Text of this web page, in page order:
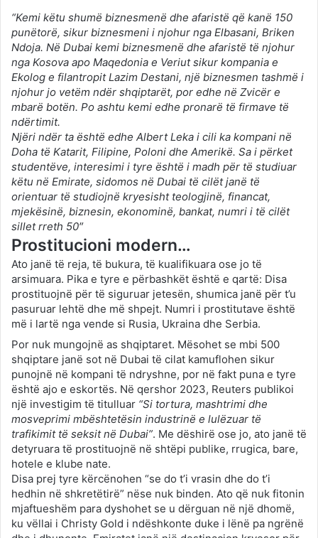
“Kemi këtu shumë biznesmenë dhe afaristë që kanë 150
punëtorë, sikur biznesmeni i njohur nga Elbasani, Briken
Ndoja. Në Dubai kemi biznesmenë dhe afaristë të njohur
nga Kosova apo Maqedonia e Veriut sikur kompania e
Ekolog e filantropit Lazim Destani, një biznesmen tashmë i
njohur jo vetëm ndër shqiptarët, por edhe në Zvicër e
mbarë botën. Po ashtu kemi edhe pronarë të firmave të
ndërtimit.
Njëri ndër ta është edhe Albert Leka i cili ka kompani në
Doha të Katarit, Filipine, Poloni dhe Amerikë. Sa i përket
studentëve, interesimi i tyre është i madh për të studiuar
këtu në Emirate, sidomos në Dubai të cilët janë të
orientuar të studiojnë kryesisht teologjinë, financat,
mjekësinë, biznesin, ekonominë, bankat, numri i të cilët
sillet rreth 50″
Prostitucioni modern…
Ato janë të reja, të bukura, të kualifikuara ose jo të
arsimuara. Pika e tyre e përbashkët është e qartë: Disa
prostituojnë për të siguruar jetesën, shumica janë për t’u
pasuruar lehtë dhe më shpejt. Numri i prostitutave është
më i lartë nga vende si Rusia, Ukraina dhe Serbia.
Por nuk mungojnë as shqiptaret. Mësohet se mbi 500
shqiptare janë sot në Dubai të cilat kamuflohen sikur
punojnë në kompani të ndryshne, por në fakt puna e tyre
është ajo e eskortës. Në qershor 2023, Reuters publikoi
një investigim të titulluar “Si tortura, mashtrimi dhe
mosveprimi mbështetësin industrinë e lulëzuar të
trafikimit të seksit në Dubai”. Me dëshirë ose jo, ato janë të
detyruara të prostituojnë në shtëpi publike, rrugica, bare,
hotele e klube nate.
Disa prej tyre kërcënohen “se do t’i vrasin dhe do t’i
hedhin në shkretëtirë” nëse nuk binden. Ato që nuk fitonin
mjaftueshëm para dyshohet se u dërguan në një dhomë,
ku vëllai i Christy Gold i ndëshkonte duke i lënë pa ngrënë